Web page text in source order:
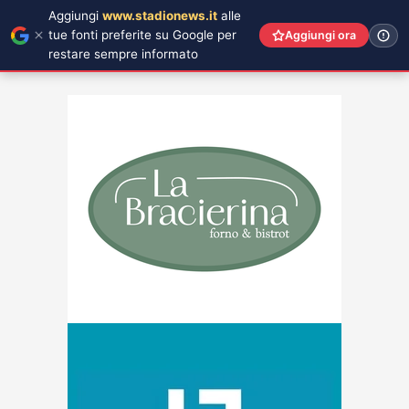
Aggiungi www.stadionews.it alle
tue fonti preferite su Google per
restare sempre informato
Aggiungi ora